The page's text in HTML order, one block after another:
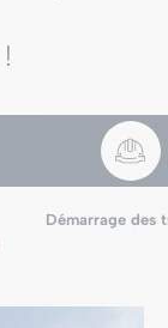
Démarrage des